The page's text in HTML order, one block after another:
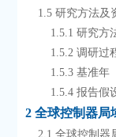
1.5 研究方法
1.5.1 研究
1.5.2 调研过
        1.5.3 基准年
1.5.4
2 全球控制器
2.1 全球控